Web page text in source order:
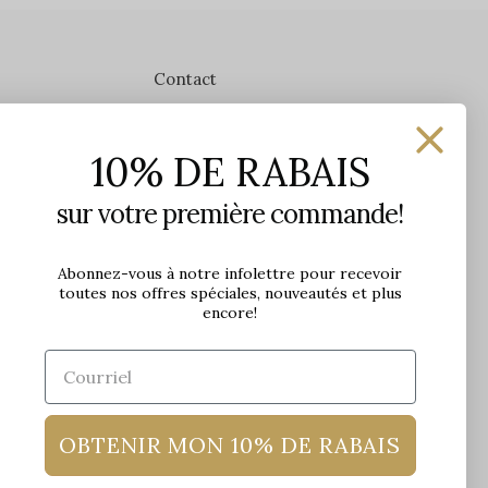
Contact
1650 avenue Jules-Verne, Local 103
G2G 2R1, Québec, Canada
Lundi: 9h - 17h
Mardi: 9h - 17h
Mercredi: 9h - 18h
Jeudi: 9h - 21h
Samedi: 9h à 17h
10% DE RABAIS
sur votre première commande!
Abonnez-vous à notre infolettre pour recevoir
toutes nos offres spéciales, nouveautés et plus
encore!
OBTENIR MON 10% DE RABAIS